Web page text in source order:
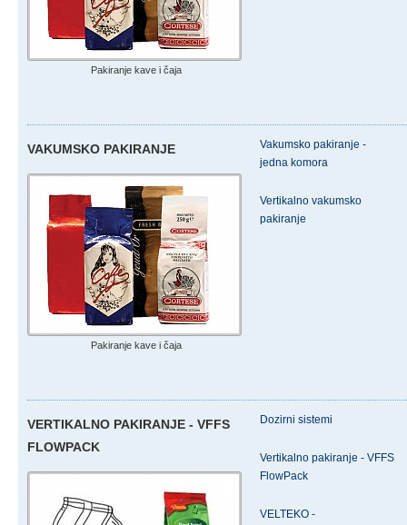
Pakiranje kave i čaja
VAKUMSKO PAKIRANJE
Pakiranje kave i čaja
Vakumsko pakiranje -
jedna komora
Vertikalno vakumsko
pakiranje
VERTIKALNO PAKIRANJE - VFFS
FLOWPACK
Dozirni sistemi
Vertikalno pakiranje - VFFS
FlowPack
VELTEKO -